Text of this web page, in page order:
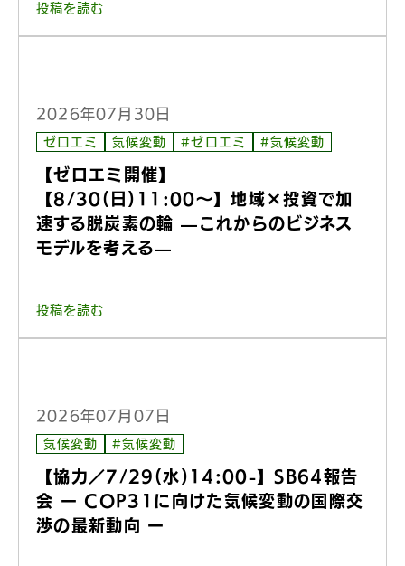
投稿を読む
2026年07月30日
ゼロエミ 気候変動 #ゼロエミ #気候変動
【ゼロエミ開催】
【8/30(日)11:00〜】地域×投資で加
速する脱炭素の輪 —これからのビジネス
モデルを考える—
投稿を読む
2026年07月07日
気候変動 #気候変動
【協力／7/29(水)14:00-】SB64報告
会 ー COP31に向けた気候変動の国際交
渉の最新動向 ー